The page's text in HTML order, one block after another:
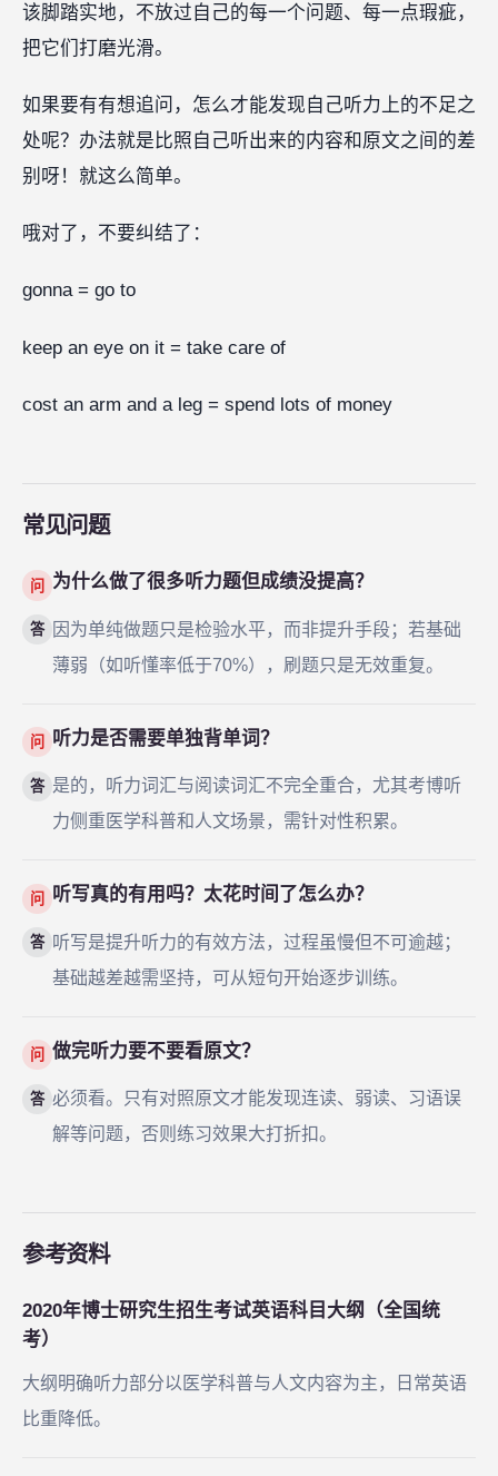
该脚踏实地，不放过自己的每一个问题、每一点瑕疵，
把它们打磨光滑。
如果要有有想追问，怎么才能发现自己听力上的不足之
处呢？办法就是比照自己听出来的内容和原文之间的差
别呀！就这么简单。
哦对了，不要纠结了：
gonna = go to
keep an eye on it = take care of
cost an arm and a leg = spend lots of money
常见问题
问 为什么做了很多听力题但成绩没提高？
答
因为单纯做题只是检验水平，而非提升手段；若基础
薄弱（如听懂率低于70%），刷题只是无效重复。
问 听力是否需要单独背单词？
答 是的，听力词汇与阅读词汇不完全重合，尤其考博听
力侧重医学科普和人文场景，需针对性积累。
问 听写真的有用吗？太花时间了怎么办？
答 听写是提升听力的有效方法，过程虽慢但不可逾越；
基础越差越需坚持，可从短句开始逐步训练。
问 做完听力要不要看原文？
答 必须看。只有对照原文才能发现连读、弱读、习语误
解等问题，否则练习效果大打折扣。
参考资料
2020年博士研究生招生考试英语科目大纲（全国统
考）
大纲明确听力部分以医学科普与人文内容为主，日常英语
比重降低。